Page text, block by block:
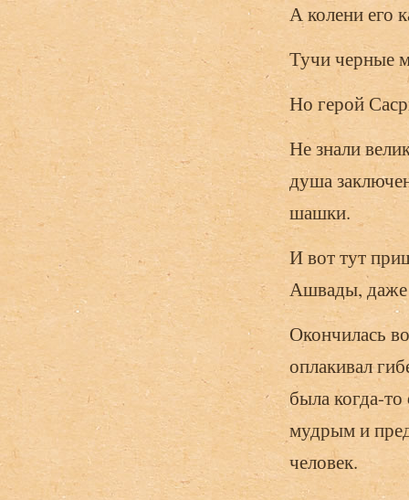
А колени его
Тучи черные
Но герой
Не знали
душа
шашки.
И вот тут
Ашвады, даже
Окончилась
оплакивал
была когда-
мудрым и
человек.